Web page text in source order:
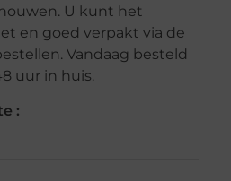
U kunt het
en goed verpakt via de
Vandaag besteld
uur in huis.
: